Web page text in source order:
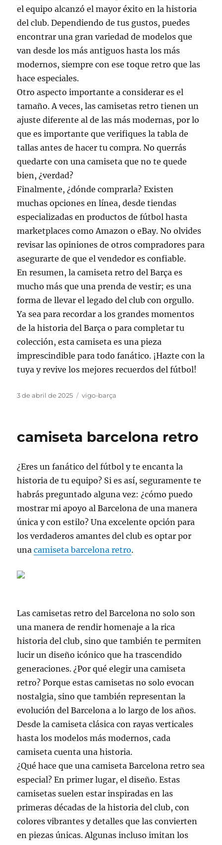
el equipo alcanzó el mayor éxito en la historia
del club. Dependiendo de tus gustos, puedes
encontrar una gran variedad de modelos que
van desde los más antiguos hasta los más
modernos, siempre con ese toque retro que las
hace especiales.
Otro aspecto importante a considerar es el
tamaño. A veces, las camisetas retro tienen un
ajuste diferente al de las más modernas, por lo
que es importante que verifiques la tabla de
tallas antes de hacer tu compra. No querrás
quedarte con una camiseta que no te quede
bien, ¿verdad?
Finalmente, ¿dónde comprarla? Existen
muchas opciones en línea, desde tiendas
especializadas en productos de fútbol hasta
marketplaces como Amazon o eBay. No olvides
revisar las opiniones de otros compradores para
asegurarte de que el vendedor es confiable.
En resumen, la camiseta retro del Barça es
mucho más que una prenda de vestir; es una
forma de llevar el legado del club con orgullo.
Ya sea para recordar a los grandes momentos
de la historia del Barça o para completar tu
colección, esta camiseta es una pieza
imprescindible para todo fanático. ¡Hazte con la
tuya y revive los mejores recuerdos del fútbol!
Publicado
3 de abril de 2025 Categorías
vigo-barça
camiseta barcelona retro
¿Eres un fanático del fútbol y te encanta la
historia de tu equipo? Si es así, seguramente te
habrás preguntado alguna vez: ¿cómo puedo
mostrar mi apoyo al Barcelona de una manera
única y con estilo? Una excelente opción para
los verdaderos amantes del club es optar por
unacamiseta barcelona retro.
Las camisetas retro del Barcelona no solo son
una manera de rendir homenaje a la rica
historia del club, sino que también te permiten
lucir un diseño icónico que ha trascendido
generaciones. ¿Por qué elegir una camiseta
retro? Porque estas camisetas no solo evocan
nostalgia, sino que también representan la
evolución del Barcelona a lo largo de los años.
Desde la camiseta clásica con rayas verticales
hasta los modelos más modernos, cada
camiseta cuenta una historia.
¿Qué hace que una camiseta Barcelona retro sea
especial? En primer lugar, el diseño. Estas
camisetas suelen estar inspiradas en las
primeras décadas de la historia del club, con
colores vibrantes y detalles que las convierten
en piezas únicas. Algunas incluso imitan los